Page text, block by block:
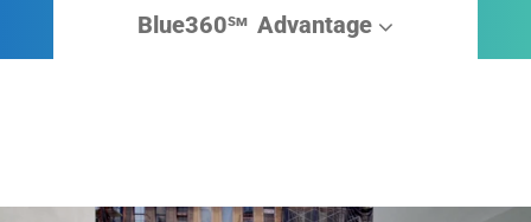
Blue360sm Advantage